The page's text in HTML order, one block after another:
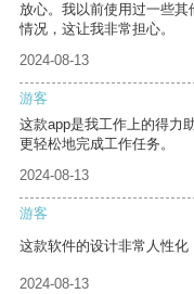
放心。我以前使用过一些
情况，这让我非常担心。
2024-08-13
游客
这款app是我工作上的得力
更轻松地完成工作任务。
2024-08-13
游客
这款软件的设计非常人性化
2024-08-13